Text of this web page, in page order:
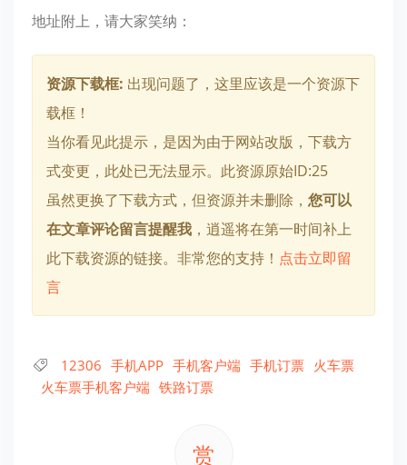
地址附上，请大家笑纳：
资源下载框: 出现问题了，这里应该是一个资源下
载框！
当你看见此提示，是因为由于网站改版，下载方
式变更，此处已无法显示。此资源原始ID:25
虽然更换了下载方式，但资源并未删除， 您可以
在文章评论留言提醒我 ，逍遥将在第一时间补上
此下载资源的链接。非常您的支持！ 点击立即留
言
12306 手机APP 手机客户端 手机订票 火车票
火车票手机客户端 铁路订票
赏